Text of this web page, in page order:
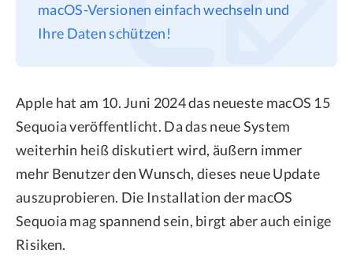
macOS-Versionen einfach wechseln und
Ihre Daten schützen!
Apple hat am 10. Juni 2024 das neueste macOS 15
Sequoia veröffentlicht. Da das neue System
weiterhin heiß diskutiert wird, äußern immer
mehr Benutzer den Wunsch, dieses neue Update
auszuprobieren. Die Installation der macOS
Sequoia mag spannend sein, birgt aber auch einige
Risiken.